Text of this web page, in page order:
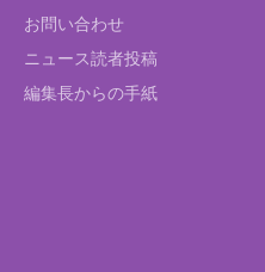
お問い合わせ
ニュース読者投稿
編集長からの手紙